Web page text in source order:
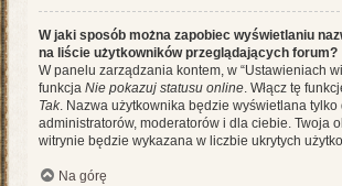
W jaki sposób można zapobiec wyświetlaniu
na liście użytkowników przeglądających forum?
W panelu zarządzania kontem, w “Ustawieniach
funkcja Nie pokazuj statusu online. Włącz tę
Tak. Nazwa użytkownika będzie wyświetlana tylko
administratorów, moderatorów i dla ciebie. Twoja
witrynie będzie wykazana w liczbie ukrytych
Na górę